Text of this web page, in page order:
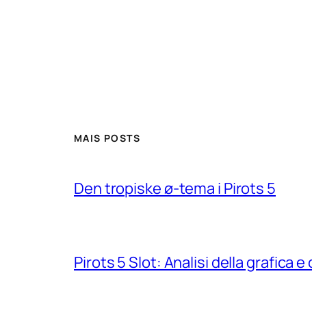
MAIS POSTS
Den tropiske ø-tema i Pirots 5
Pirots 5 Slot: Analisi della grafica